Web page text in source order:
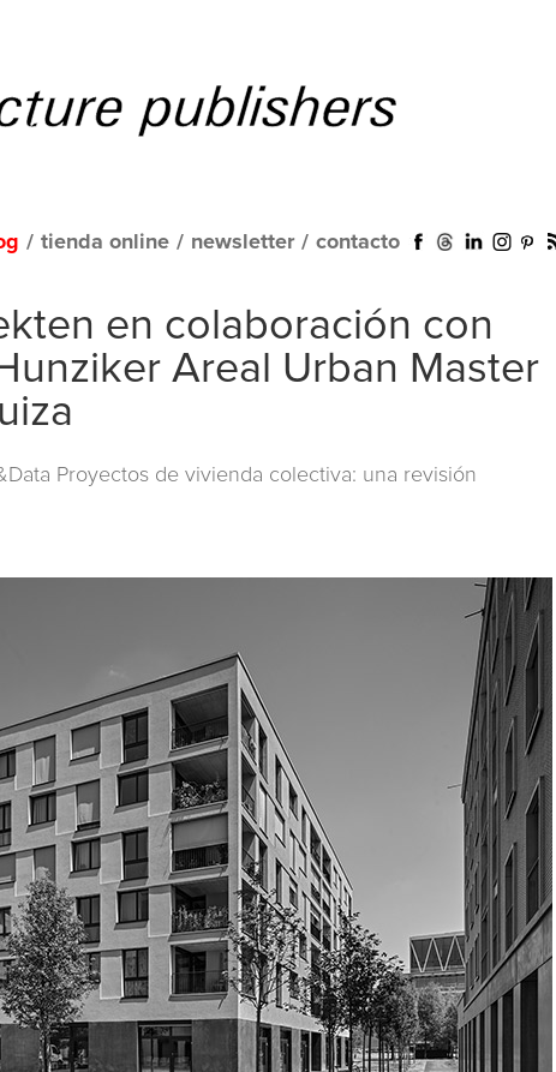
/ tienda online / newsletter / contacto
en colaboración con
Areal Urban Master
Proyectos de vivienda colectiva: una revisión